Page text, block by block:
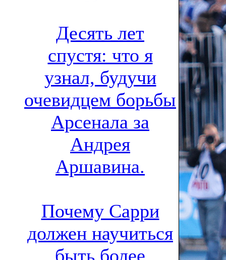
Десять лет
спустя: что я
узнал, будучи
очевидцем борьбы
Арсенала за
Андрея
Аршавина.
Почему Сарри
должен научиться
быть более